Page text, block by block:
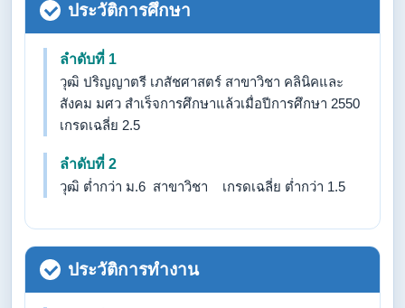
ประวัติการศึกษา
ลำดับที่ 1
วุฒิ ปริญญาตรี เภสัชศาสตร์ สาขาวิชา คลินิคและ
สังคม มศว สำเร็จการศึกษาแล้วเมื่อปีการศึกษา 2550
เกรดเฉลี่ย 2.5
ลำดับที่ 2
วุฒิ ต่ำกว่า ม.6 สาขาวิชา เกรดเฉลี่ย ต่ำกว่า 1.5
ประวัติการทำงาน